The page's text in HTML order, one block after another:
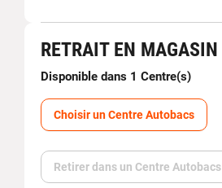
RETRAIT EN MAGASIN
Disponible dans 1 Centre(s)
Choisir un Centre Autobacs
Retirer dans un Centre Autobacs